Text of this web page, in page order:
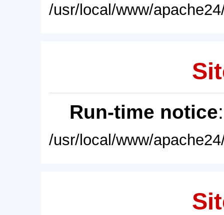
/usr/local/www/
Run-time notice
/usr/local/www/